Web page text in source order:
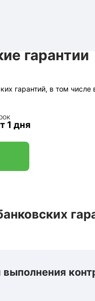
гарантии
гарантий, в том
1 дня
выполнения